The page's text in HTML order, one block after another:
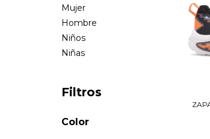
Mujer
Hombre
Niños
Niñas
Filtros
Color